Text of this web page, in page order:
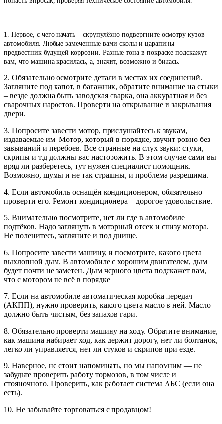
1. Первое, с чего начать – скрупулёзно подвергните осмотру кузов
автомобиля. Любые замеченные вами сколы и царапины –
предвестник будущей коррозии. Разные тона в покраске подскажут
вам, что машина красилась, а, значит, возможно и билась.
2. Обязательно осмотрите детали в местах их соединений.
Загляните под капот, в багажник, обратите внимание на стыки
– везде должна быть заводская сварка, она аккуратная и без
сварочных наростов. Проверти на открывание и закрывания
двери.
3. Попросите завести мотор, прислушайтесь к звукам,
издаваемые им. Мотор, который в порядке, звучит ровно без
завываний и перебоев. Все странные на слух звуки: стуки,
скрипы и т.д должны вас насторожить. В этом случае сами вы
вряд ли разберетесь, тут нужен специалист помощник.
Возможно, шумы и не так страшны, и проблема разрешима.
4. Если автомобиль оснащён кондиционером, обязательно
проверти его. Ремонт кондиционера – дорогое удовольствие.
5. Внимательно посмотрите, нет ли где в автомобиле
подтёков. Надо заглянуть в моторный отсек и снизу мотора.
Не поленитесь, загляните и под днище.
6. Попросите завести машину, и посмотрите, какого цвета
выхлопной дым. В автомобиле с хорошим двигателем, дым
будет почти не заметен. Дым черного цвета подскажет вам,
что с мотором не всё в порядке.
7. Если на автомобиле автоматическая коробка передач
(АКПП), нужно проверить, какого цвета масло в ней. Масло
должно быть чистым, без запахов гари.
8. Обязательно проверти машину на ходу. Обратите внимание,
как машина набирает ход, как держит дорогу, нет ли болтанок,
легко ли управляется, нет ли стуков и скрипов при езде.
9. Наверное, не стоит напоминать, но мы напомним — не
забудьте проверить работу тормозов, в том числе и
стояночного. Проверить, как работает система АБС (если она
есть).
10. Не забывайте торговаться с продавцом!